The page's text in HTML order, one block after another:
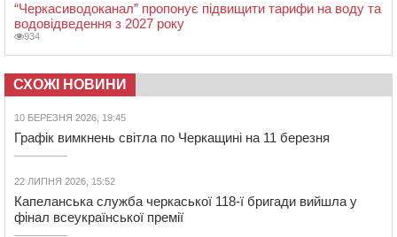
“Черкасиводоканал” пропонує підвищити тарифи на воду та
водовідведення з 2027 року
934
СХОЖІ НОВИНИ
10 БЕРЕЗНЯ 2026, 19:45
Графік вимкнень світла по Черкащині на 11 березня
22 ЛИПНЯ 2026, 15:52
Капеланська служба черкаської 118-ї бригади вийшла у
фінал всеукраїнської премії